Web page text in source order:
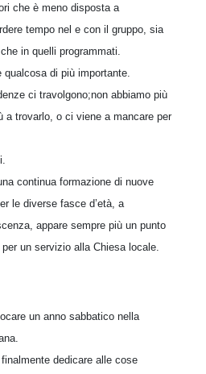
che è meno disposta a
tempo nel e con il gruppo, sia
in quelli programmati.
qualcosa di più importante.
ci travolgono;non abbiamo più
a trovarlo, o ci viene a mancare per
continua formazione di nuove
le diverse fasce d’età, a
appare sempre più un punto
un servizio alla Chiesa locale.
un anno sabbatico nella
dedicare alle cose